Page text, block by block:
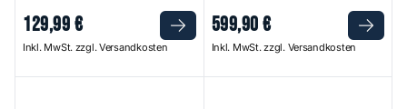
129,99€
Inkl. MwSt. zzgl. Versandkosten
599,90€
Inkl. MwSt. zzgl. Versandkosten